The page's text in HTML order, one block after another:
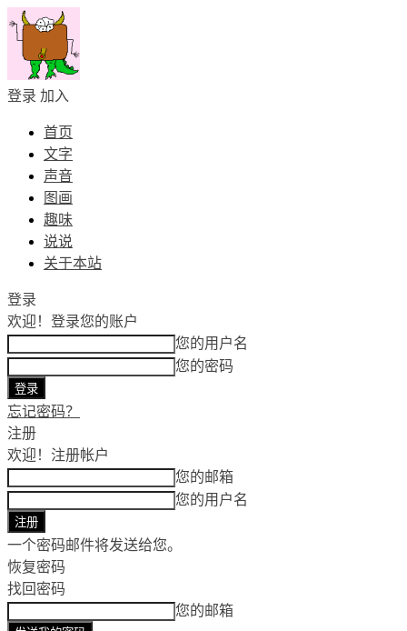
登录 加入
首页
文字
声音
图画
趣味
说说
关于本站
登录
欢迎！ 登录您的账户
您的用户名
您的密码
忘记密码？
注册
欢迎！ 注册帐户
您的邮箱
您的用户名
一个密码邮件将发送给您。
恢复密码
找回密码
您的邮箱